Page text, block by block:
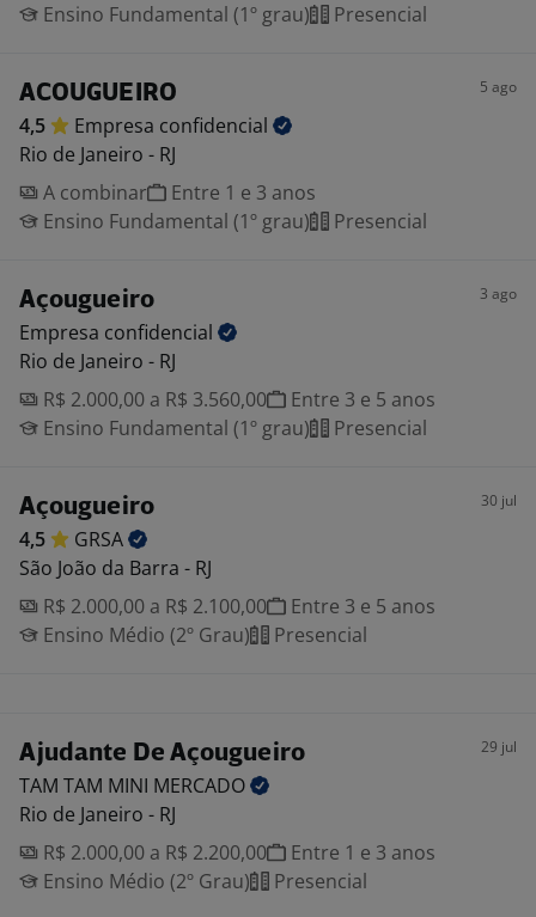
Ensino Fundamental (1º grau)
Presencial
ACOUGUEIRO 5 ago
4,5 Empresa confidencial
Rio de Janeiro - RJ
A combinar
Entre 1 e 3 anos
Ensino Fundamental (1º grau)
Presencial
Açougueiro 3 ago
Empresa confidencial
Rio de Janeiro - RJ
R$ 2.000,00 a R$ 3.560,00
Entre 3 e 5 anos
Ensino Fundamental (1º grau)
Presencial
Açougueiro 30 jul
4,5
GRSA
São João da Barra - RJ
R$ 2.000,00 a R$ 2.100,00
Entre 3 e 5 anos
Ensino Médio (2º Grau)
Presencial
Ajudante De Açougueiro 29 jul
TAM TAM MINI MERCADO
Rio de Janeiro - RJ
R$ 2.000,00 a R$ 2.200,00
Entre 1 e 3 anos
Ensino Médio (2º Grau)
Presencial